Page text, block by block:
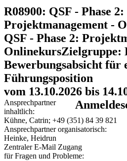
R08900: QSF - Phase 2:
Projektmanagement -
QSF - Phase 2:
Bewerbungsabsicht für
Führungsposition
vom 13.10.2026 bis
Ansprechpartner
inhaltlich:
Kühne, Catrin; +49 (351) 84 39 821
Ansprechpartner organisatorisch:
Heinke, Heidrun
Zentraler E-Mail Zugang
für Fragen und Probleme: